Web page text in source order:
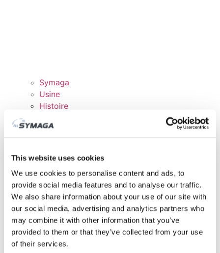
This website uses cookies
We use cookies to personalise content and ads, to
provide social media features and to analyse our traffic.
We also share information about your use of our site with
our social media, advertising and analytics partners who
may combine it with other information that you’ve
provided to them or that they’ve collected from your use
of their services.
Symaga
Usine
Histoire
Responsabilité des Entreprises
Certificats et politiques
DOMAINE CLIENTS